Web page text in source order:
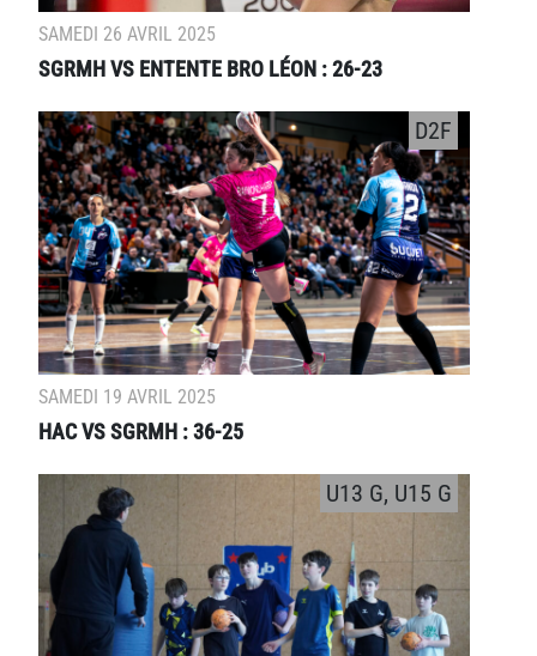
SAMEDI 26 AVRIL 2025
SGRMH VS ENTENTE BRO LÉON : 26-23
SAMEDI 19 AVRIL 2025
HAC VS SGRMH : 36-25
D2F
U13 G, U15 G